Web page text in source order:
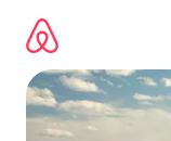
directement
contenu